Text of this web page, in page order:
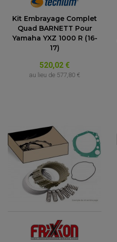
Kit Embrayage Complet
Quad BARNETT Pour
Yamaha YXZ 1000 R (16-
17)
520,02 €
au lieu de 577,80 €